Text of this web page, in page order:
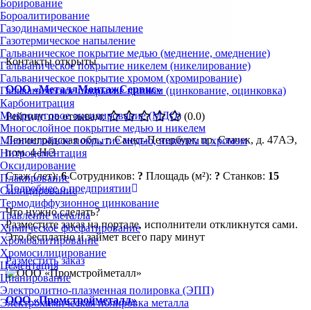
Борирование
Бороалитирование
Газодинамическое напыление
Газотермическое напыление
Гальваническое покрытие медью (меднение, омеднение)
Гальваническое покрытие никелем (никелирование)
Гальваническое покрытие хромом (хромирование)
Гальваническое покрытие цинком (цинкование, оцинковка)
Карбонитрация
Микродуговое оксидирование (МДО)
Многослойное покрытие медью и никелем
Многослойное покрытие медью, никелем и хромом
Нитроцементация
Оксидирование
Плакирование
Силицирование
Термодиффузионное цинкование
Травление металла
Химическое фосфатирование
Хромоалитирование
Хромосилицирование
Цементация
Цианирование
Электролитно-плазменная полировка (ЭПП)
Электрохимическая полировка металла
Контакты открыты
ООО «МеталлМонтажСервис»
Рейтинг по отзывам:
(0.0)
Ленинградская обл., г. Санкт-Петербург, пр. Стачек, д. 47АЭ,
пом. 4-Н/3
Стаж (лет):6 Сотрудников: ? Площадь (м²): ? Станков: 15
Подробнее о предприятии
Что нужно сделать?
Разместите заказ на портале, исполнители откликнутся сами.
Это бесплатно и займет всего пару минут
Разместить заказ
ООО «Промстройметалл»